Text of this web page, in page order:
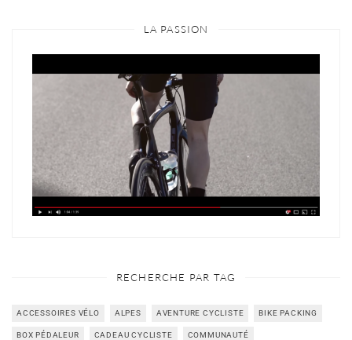
LA PASSION
RECHERCHE PAR TAG
ACCESSOIRES VÉLO ALPES AVENTURE CYCLISTE BIKE PACKING
BOX PÉDALEUR CADEAU CYCLISTE COMMUNAUTÉ